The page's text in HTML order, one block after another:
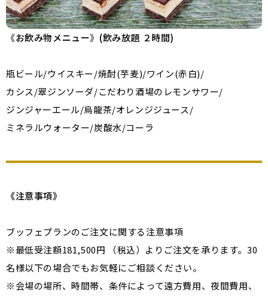
《お飲み物メニュー》 (飲み放題 ２時間)
瓶ビール/ウイスキー/焼酎(芋麦)/ワイン(赤白)/
カシス/翠ジンソーダ/こだわり酒場のレモンサワー/
ジンジャーエール/烏龍茶/オレンジジュース/
ミネラルウォーター/炭酸水/コーラ
《注意事項》
ブッフェプランのご注文に関する注意事項
※最低受注額181,500円 （税込）よりご注文を承ります。30
名様以下の場合でもお気軽にご相談ください。
※会場の場所、時間帯、条件によって遠方費用、夜間費用、